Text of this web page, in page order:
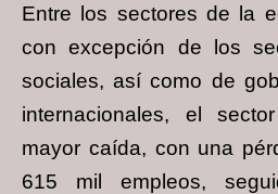
Entre los sectores de la
con excepción de los
sociales, así como de
internacionales, el
mayor caída, con una
615 mil empleos,